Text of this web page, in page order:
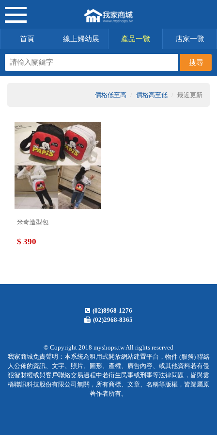
首頁 線上婦幼展 產品一覽 店家一覽
價格低至高 價格高至低 最近更新
米奇造型包
$ 390
(02)8968-1276
(02)2968-8365
© Copyright 2018 myshops.tw All rights reserved
我家商城免責聲明：本系統為租用式開放網站建置平台，物件 (服務) 聯絡
人公佈的資訊、文字、照片、圖形、產權、廣告內容、或其他資料若有侵
犯智財權或與客戶聯絡交易過程中若衍生民事或刑事等法律問題，皆與雲
橋聯訊科技股份有限公司無關，所有商標、文章、名稱等版權，皆歸屬原
著作者所有。